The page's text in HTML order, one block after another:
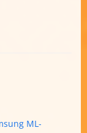
ML-